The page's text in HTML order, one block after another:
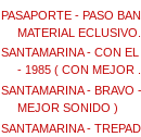
PASAPORTE - PASO
MATERIAL ECLUSIVO...
SANTAMARINA - CON
- 1985 ( CON MEJOR
SANTAMARINA - BRAVO
MEJOR SONIDO )
SANTAMARINA -